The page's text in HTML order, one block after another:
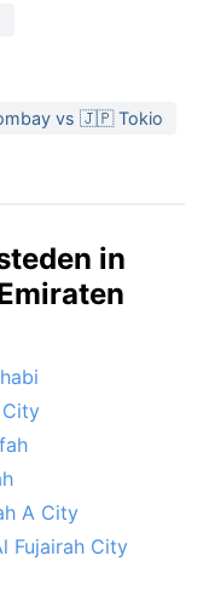
vs 🇯🇵 Tokio
in
A City
Fujairah City